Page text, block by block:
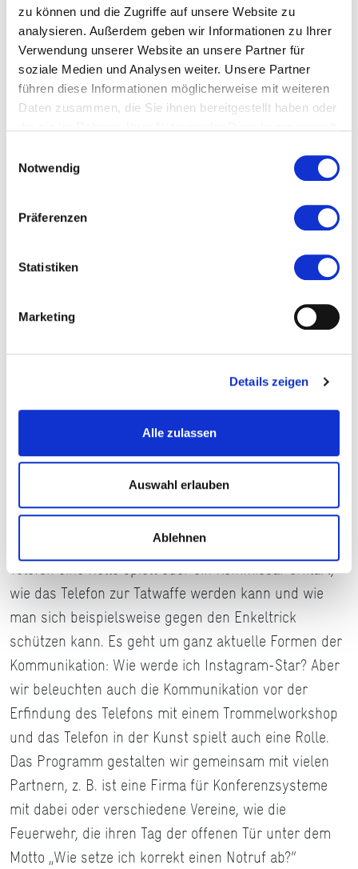
zu können und die Zugriffe auf unsere Website zu
analysieren. Außerdem geben wir Informationen zu Ihrer
Verwendung unserer Website an unsere Partner für
soziale Medien und Analysen weiter. Unsere Partner
führen diese Informationen möglicherweise mit weiteren
Daten zusammen, die Sie ihnen bereitgestellt haben oder
Notwendig
Präferenzen
Statistiken
Marketing
Details zeigen
Alle zulassen
Auswahl erlauben
Ablehnen
Dr. Erika Dittrich mit Nachbau eines der
ehemaligem Wohnzimmer
Philipp Reis hat Friedrichsdorf ein „Philipp-Reis-
Jahr“ ausgerufen. Was erwartet die Besucher*innen
verschiedene Veranstaltungen geben, wie z. B.
Führungen aus der Sicht von Philipp Reis‘ Ehefrau
Margarethe. Auch gibt es Krimilesungen, in denen das
Telefon eine Rolle spielt oder ein Kommissar erklärt,
wie das Telefon zur Tatwaffe werden kann und wie
man sich beispielsweise gegen den Enkeltrick
schützen kann. Es geht um ganz aktuelle Formen der
Kommunikation: Wie werde ich Instagram-Star? Aber
wir beleuchten auch die Kommunikation vor der
Erfindung des Telefons mit einem Trommelworkshop
und das Telefon in der Kunst spielt auch eine Rolle.
Das Programm gestalten wir gemeinsam mit vielen
Partnern, z. B. ist eine Firma für Konferenzsysteme
mit dabei oder verschiedene Vereine, wie die
Feuerwehr, die ihren Tag der offenen Tür unter dem
Motto „Wie setze ich korrekt einen Notruf ab?“